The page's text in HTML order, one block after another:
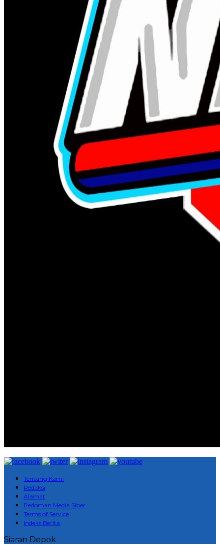
Tentang Kami
Redaksi
Alamat
Pedoman Media Siber
Terms of Service
Indeks Berita
Siaran Depok